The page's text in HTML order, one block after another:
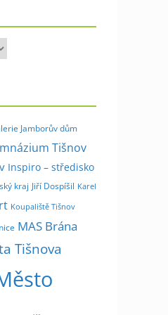
Jamborův dům
Tišnov
Inspiro – středisko
kraj Jiří Dospíšil Karel
Koupaliště Tišnov
MAS Brána
Tišnova